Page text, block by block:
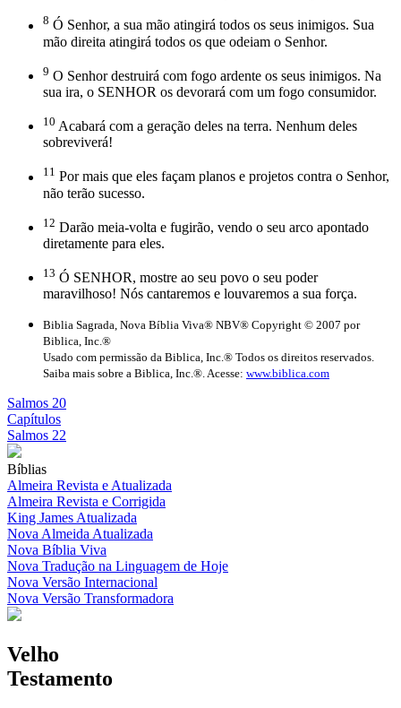
8 Ó Senhor, a sua mão atingirá todos os seus inimigos. Sua
mão direita atingirá todos os que odeiam o Senhor.
9 O Senhor destruirá com fogo ardente os seus inimigos. Na
sua ira, o SENHOR os devorará com um fogo consumidor.
10 Acabará com a geração deles na terra. Nenhum deles
sobreviverá!
11 Por mais que eles façam planos e projetos contra o Senhor,
não terão sucesso.
12 Darão meia-volta e fugirão, vendo o seu arco apontado
diretamente para eles.
13 Ó SENHOR, mostre ao seu povo o seu poder
maravilhoso! Nós cantaremos e louvaremos a sua força.
Biblia Sagrada, Nova Bíblia Viva® NBV® Copyright © 2007 por
Biblica, Inc.®
Usado com permissão da Biblica, Inc.® Todos os direitos reservados.
Saiba mais sobre a Biblica, Inc.®. Acesse: www.biblica.com
Salmos 20
Capítulos
Salmos 22
Bíblias
Almeira Revista e Atualizada
Almeira Revista e Corrigida
King James Atualizada
Nova Almeida Atualizada
Nova Bíblia Viva
Nova Tradução na Linguagem de Hoje
Nova Versão Internacional
Nova Versão Transformadora
Velho
Testamento